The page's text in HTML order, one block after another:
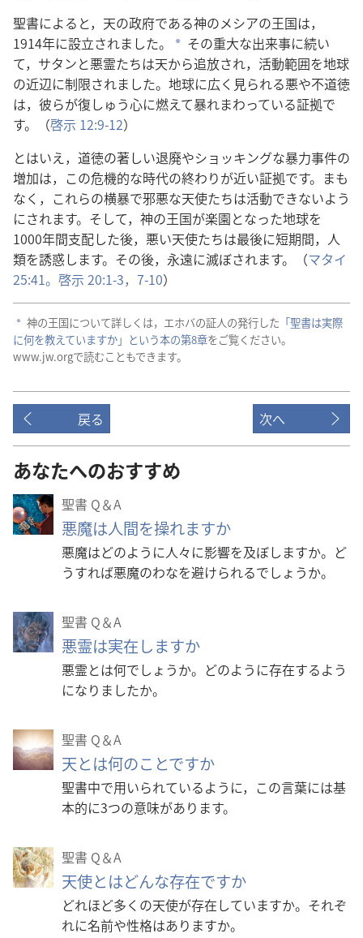
聖書によると，天の政府である神のメシアの王国は，
1914年に設立されました。
a その重大な出来事に続い
て，サタンと悪霊たちは天から追放され，活動範囲を地球
の近辺に制限されました。地球に広く見られる悪や不道徳
は，彼らが復しゅう心に燃えて暴れまわっている証拠で
す。（啓示 12:9-12）
とはいえ，道徳の著しい退廃やショッキングな暴力事件の
増加は，この危機的な時代の終わりが近い証拠です。まも
なく，これらの横暴で邪悪な天使たちは活動できないよう
にされます。そして，神の王国が楽園となった地球を
1000年間支配した後，悪い天使たちは最後に短期間，人
類を誘惑します。その後，永遠に滅ぼされます。（マタイ
25:41。 啓示 20:1-3， 7-10）
a 神の王国について詳しくは，エホバの証人の発行した 「聖書は実際
に何を教えていますか」という本の第8章をご覧ください。
www.jw.orgで読むこともできます。
戻る 次へ
あなたへのおすすめ
聖書 Q＆A
悪魔は人間を操れますか
悪魔はどのように人々に影響を及ぼしますか。ど
うすれば悪魔のわなを避けられるでしょうか。
聖書 Q＆A
悪霊は実在しますか
悪霊とは何でしょうか。どのように存在するよう
になりましたか。
聖書 Q＆A
天とは何のことですか
聖書中で用いられているように，この言葉には基
本的に3つの意味があります。
聖書 Q＆A
天使とはどんな存在ですか
どれほど多くの天使が存在していますか。それぞ
れに名前や性格はありますか。